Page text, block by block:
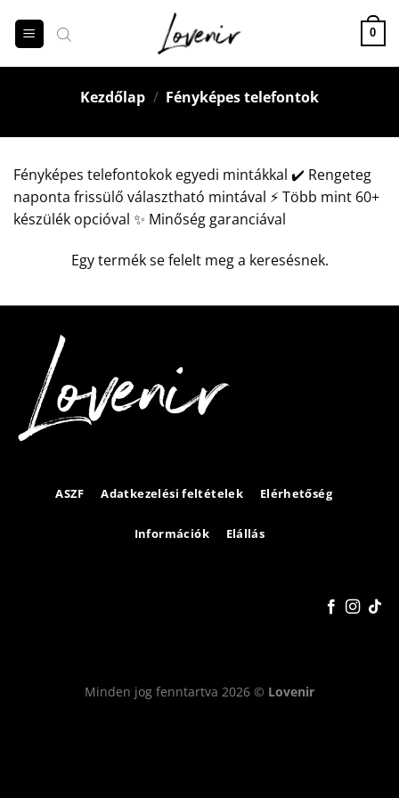
content
0
Kezdőlap / Fényképes telefontok
Fényképes telefontokok egyedi mintákkal ✔️ Rengeteg
naponta frissülő választható mintával ⚡️ Több mint 60+
készülék opcióval ✨ Minőség garanciával
Egy termék se felelt meg a keresésnek.
ASZF Adatkezelési feltételek Elérhetőség
Információk Elállás
Minden jog fenntartva 2026 © Lovenir